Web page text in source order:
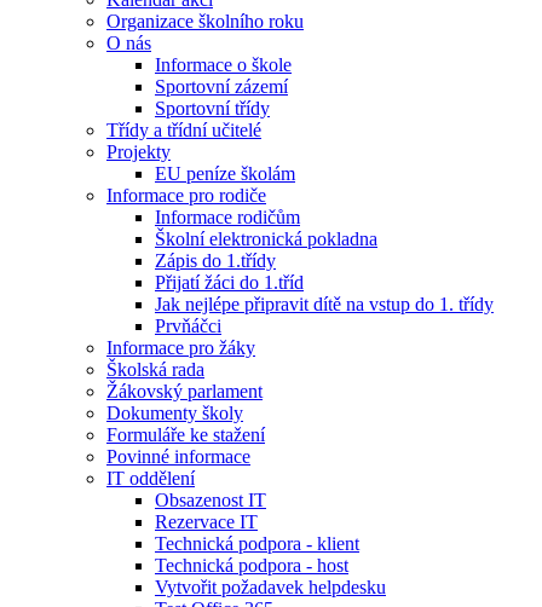
Organizace školního roku
O nás
Informace o škole
Sportovní zázemí
Sportovní třídy
Třídy a třídní učitelé
Projekty
EU peníze školám
Informace pro rodiče
Informace rodičům
Školní elektronická pokladna
Zápis do 1.třídy
Přijatí žáci do 1.tříd
Jak nejlépe připravit dítě na vstup do 1. třídy
Prvňáčci
Informace pro žáky
Školská rada
Žákovský parlament
Dokumenty školy
Formuláře ke stažení
Povinné informace
IT oddělení
Obsazenost IT
Rezervace IT
Technická podpora - klient
Technická podpora - host
Vytvořit požadavek helpdesku